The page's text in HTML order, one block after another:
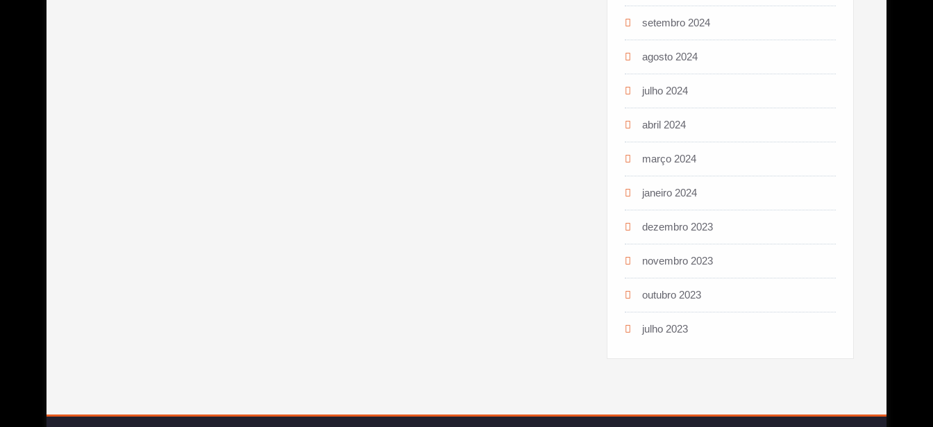
setembro 2024
agosto 2024
julho 2024
abril 2024
março 2024
janeiro 2024
dezembro 2023
novembro 2023
outubro 2023
julho 2023